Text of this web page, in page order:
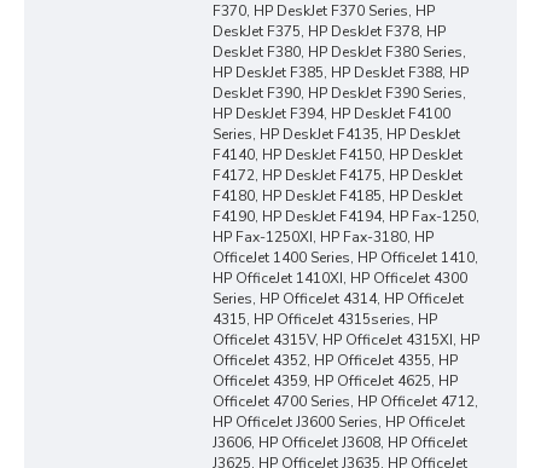
F370, HP DeskJet F370 Series, HP
DeskJet F375, HP DeskJet F378, HP
DeskJet F380, HP DeskJet F380 Series,
HP DeskJet F385, HP DeskJet F388, HP
DeskJet F390, HP DeskJet F390 Series,
HP DeskJet F394, HP DeskJet F4100
Series, HP DeskJet F4135, HP DeskJet
F4140, HP DeskJet F4150, HP DeskJet
F4172, HP DeskJet F4175, HP DeskJet
F4180, HP DeskJet F4185, HP DeskJet
F4190, HP DeskJet F4194, HP Fax-1250,
HP Fax-1250XI, HP Fax-3180, HP
OfficeJet 1400 Series, HP OfficeJet 1410,
HP OfficeJet 1410XI, HP OfficeJet 4300
Series, HP OfficeJet 4314, HP OfficeJet
4315, HP OfficeJet 4315series, HP
OfficeJet 4315V, HP OfficeJet 4315XI, HP
OfficeJet 4352, HP OfficeJet 4355, HP
OfficeJet 4359, HP OfficeJet 4625, HP
OfficeJet 4700 Series, HP OfficeJet 4712,
HP OfficeJet J3600 Series, HP OfficeJet
J3606, HP OfficeJet J3608, HP OfficeJet
J3625, HP OfficeJet J3635, HP OfficeJet